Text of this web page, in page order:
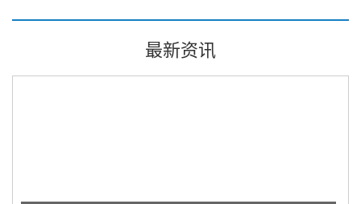
最新资讯